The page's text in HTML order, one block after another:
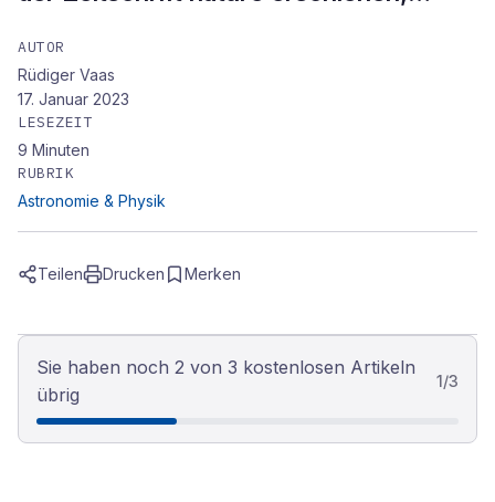
AUTOR
Rüdiger Vaas
17. Januar 2023
LESEZEIT
9 Minuten
RUBRIK
Astronomie & Physik
Teilen Drucken Merken
Sie haben noch 2 von 3 kostenlosen Artikeln
übrig
1/3